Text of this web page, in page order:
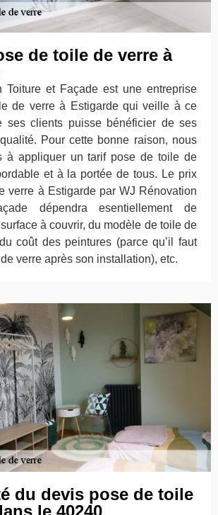
de toile de verre à
Toiture et Façade est une entreprise
de verre à Estigarde qui veille à ce
ses clients puisse bénéficier de ses
Pour cette bonne raison, nous
à appliquer un tarif pose de toile de
et à la portée de tous. Le prix
verre à Estigarde par WJ Rénovation
dépendra esentiellement de
surface à couvrir, du modèle de toile de
coût des peintures (parce qu’il faut
verre après son installation), etc.
du devis pose de toile